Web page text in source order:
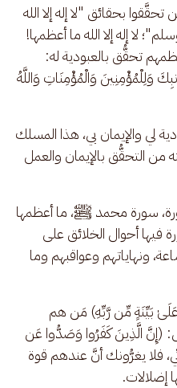
بحقائق "لا إله إلا الله
لا إله إلا الله ما أعظمها!
تحقُّق بالعبودية له:
وَلِلْمُؤْمِنِينَ وَالْمُؤْمِنَاتِ وَاللَّهُ
لي والإيمان بي، هذا المسلك
من التحقُّق بالإيمان والعمل
سورة محمد ﷺ، ما أعظمها
أحوال الخلائق على
ونهاياتهم وعواقبهم وما
بَيِّنَةٍ مِّن رَّبِّهِ) مَن هم
(إِنَّ الَّذِينَ كَفَرُوا وَصَدُّوا عَن
فلا يغرُّونك أنَّ عندهم قوة
إضلالات.